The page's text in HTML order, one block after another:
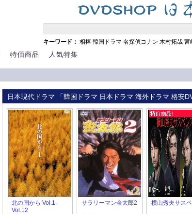
キーワード： 相棒 韓国ドラマ 名探偵コナン 木村拓哉 宮
特価商品 人気特集
日本現代ドラマ 「韓国ドラマ 日本ドラマ 海外ドラマ 格安
北の国から Vol.1-
Vol.12
サラリーマン金太郎2 横山秀夫サス